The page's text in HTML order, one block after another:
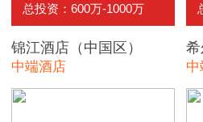
总投资：600万-1000万
锦江酒店（中国区）
中端酒店 中